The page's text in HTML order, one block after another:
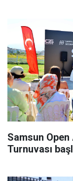
Samsun
Turnuvası